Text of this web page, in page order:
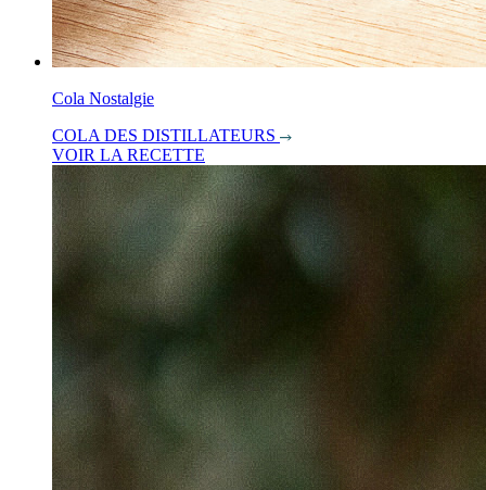
Cola Nostalgie
COLA DES DISTILLATEURS
VOIR LA RECETTE